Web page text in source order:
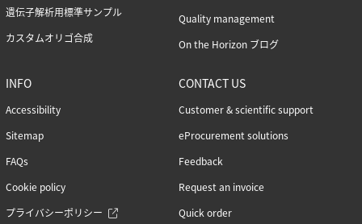
遺伝子解析用標準サンプル
カスタムオリゴ合成
Quality management
On the Horizon ブログ
INFO
Accessibility
Sitemap
FAQs
Cookie policy
プライバシーポリシー
CONTACT US
Customer & scientific support
eProcurement solutions
Feedback
Request an invoice
Quick order